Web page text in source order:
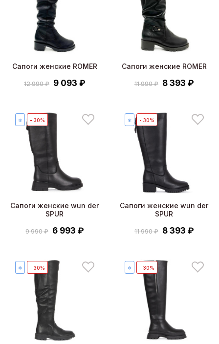
Сапоги женские ROMER
12 990 ₽ 9 093 ₽
Сапоги женские ROMER
11 990 ₽ 8 393 ₽
❄ - 30%
Сапоги женские wun der
SPUR
9 990 ₽ 6 993 ₽
❄ - 30%
Сапоги женские wun der
SPUR
11 990 ₽ 8 393 ₽
❄ - 30% ❄ - 30%